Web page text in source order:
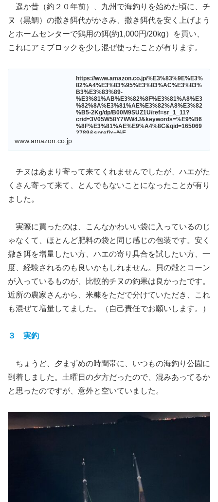
遥か昔（約２０年前）、九州で海釣りを始めた頃に、チ
ヌ（黒鯛）の撒き餌代がかさみ、撒き餌代を安く上げよう
とホームセンターで鶏用の餌(約1,000円/20kg）を買い、
これにアミブロックを少し混ぜ使ったことが有ります。
https://www.amazon.co.jp/%E3%83%9E%E3%
82%A4%E3%83%95%E3%83%AC%E3%83%
B3%E3%83%89-
%E3%81%AB%E3%82%8F%E3%81%A8%E3
%82%8A%E3%81%AE%E3%82%A8%E3%82
%B5-2Kg/dp/B00M9SUZ1U/ref=sr_1_11?
crid=3V05W58Y7WW4J&keywords=%E9%B6
%8F%E3%81%AE%E9%A4%8C&qid=165069
2789&sprefix=%E
www.amazon.co.jp
チヌはあまり寄って来てくれませんでしたが、ハエがた
くさん寄って来て、とんでもないことになったことが有り
ました。
実際に買ったのは、こんなかわいい袋に入っているのじ
ゃなくて、ほとんど肥料の袋と同じ感じの包装です。安く
撒き餌を増量したい方、ハエの寄り具合を試したい方、一
度、経験されるのも良いかもしれません。貝の殻とコーン
が入っているものが、比較的チヌの釣果は良かったです。
近所の農家さんから、米糠をただで分けていただき、これ
も混ぜて増量してました。（自己責任でお願いします。）
３ 実釣
ちょうど、夕まずめの時間帯に、いつもの海釣り公園に
到着しました。土曜日の夕方だったので、混みあってるか
と思ったのですが、意外と空いていました。